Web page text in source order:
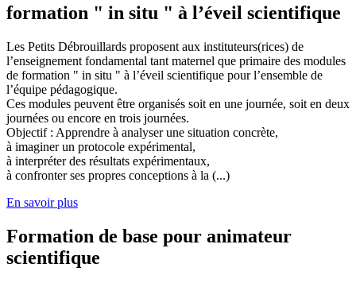
formation " in situ " à l’éveil scientifique
Les Petits Débrouillards proposent aux instituteurs(rices) de
l’enseignement fondamental tant maternel que primaire des modules
de formation " in situ " à l’éveil scientifique pour l’ensemble de
l’équipe pédagogique.
Ces modules peuvent être organisés soit en une journée, soit en deux
journées ou encore en trois journées.
Objectif : Apprendre à analyser une situation concrète,
à imaginer un protocole expérimental,
à interpréter des résultats expérimentaux,
à confronter ses propres conceptions à la (...)
En savoir plus
Formation de base pour animateur
scientifique